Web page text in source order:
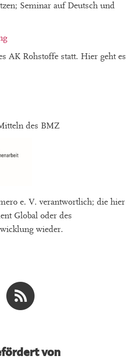
Seminar auf Deutsch und
AK Rohstoffe statt. Hier geht es
des BMZ
e. V. verantwortlich; die hier
Global oder des
wieder.
von